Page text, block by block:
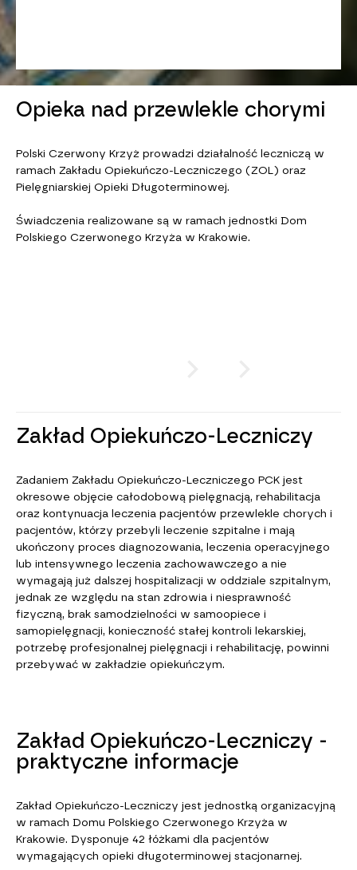
Opieka nad przewlekle chorymi
Polski Czerwony Krzyż prowadzi działalność leczniczą w
ramach Zakładu Opiekuńczo-Leczniczego (ZOL) oraz
Pielęgniarskiej Opieki Długoterminowej.
Świadczenia realizowane są w ramach jednostki Dom
Polskiego Czerwonego Krzyża w Krakowie.
Zakład Opiekuńczo-Leczniczy
Zadaniem Zakładu Opiekuńczo-Leczniczego PCK jest
okresowe objęcie całodobową pielęgnacją, rehabilitacja
oraz kontynuacja leczenia pacjentów przewlekle chorych i
pacjentów, którzy przebyli leczenie szpitalne i mają
ukończony proces diagnozowania, leczenia operacyjnego
lub intensywnego leczenia zachowawczego a nie
wymagają już dalszej hospitalizacji w oddziale szpitalnym,
jednak ze względu na stan zdrowia i niesprawność
fizyczną, brak samodzielności w samoopiece i
samopielęgnacji, konieczność stałej kontroli lekarskiej,
potrzebę profesjonalnej pielęgnacji i rehabilitację, powinni
przebywać w zakładzie opiekuńczym.
Zakład Opiekuńczo-Leczniczy -
praktyczne informacje
Zakład Opiekuńczo-Leczniczy jest jednostką organizacyjną
w ramach Domu Polskiego Czerwonego Krzyża w
Krakowie. Dysponuje 42 łóżkami dla pacjentów
wymagających opieki długoterminowej stacjonarnej.